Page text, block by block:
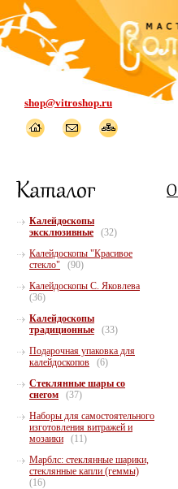
shop@vitroshop.ru
Калейдоскопы
эксклюзивные
(32)
Калейдоскопы "Красивое
стекло"
(90)
Калейдоскопы С. Яковлева
(36)
Калейдоскопы
традиционные
(33)
Подарочная упаковка для
калейдоскопов
(6)
Стеклянные шары со
снегом
(37)
Наборы для самостоятельного
изготовления витражей и
мозаики
(11)
Марблс: стеклянные шарики,
стеклянные капли (геммы)
(16)